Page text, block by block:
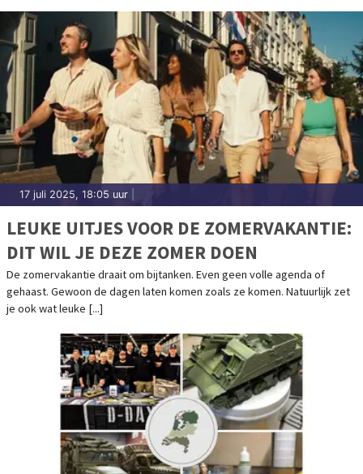
17 juli 2025, 18:05 uur
LEUKE UITJES VOOR DE ZOMERVAKANTIE:
DIT WIL JE DEZE ZOMER DOEN
De zomervakantie draait om bijtanken. Even geen volle agenda of
gehaast. Gewoon de dagen laten komen zoals ze komen. Natuurlijk zet
je ook wat leuke [...]